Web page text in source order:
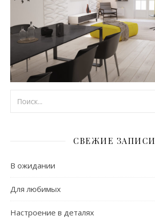
СВЕЖИЕ ЗАПИСИ
В ожидании
Для любимых
Настроение в деталях